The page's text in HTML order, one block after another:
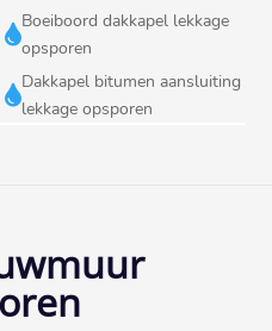

Boeiboord dakkapel lekkage
opsporen

Dakkapel bitumen aansluiting
lekkage opsporen